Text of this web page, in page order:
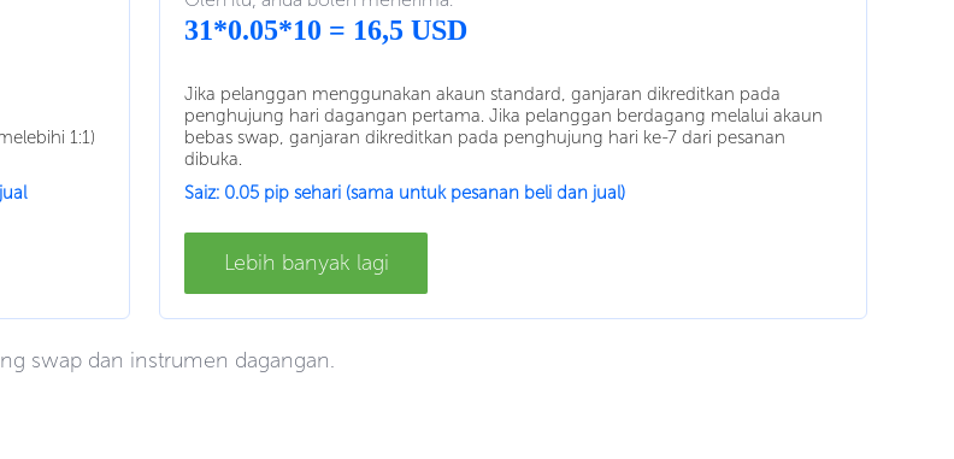
1:1)
31*0.05*10 = 16,5 USD
Jika pelanggan menggunakan akaun standard, ganjaran dikreditkan pada
penghujung hari dagangan pertama. Jika pelanggan berdagang melalui akaun
bebas swap, ganjaran dikreditkan pada penghujung hari ke-7 dari pesanan
dibuka.
Saiz: 0.05 pip sehari (sama untuk pesanan beli dan jual)
Lebih banyak lagi
swap dan instrumen dagangan.